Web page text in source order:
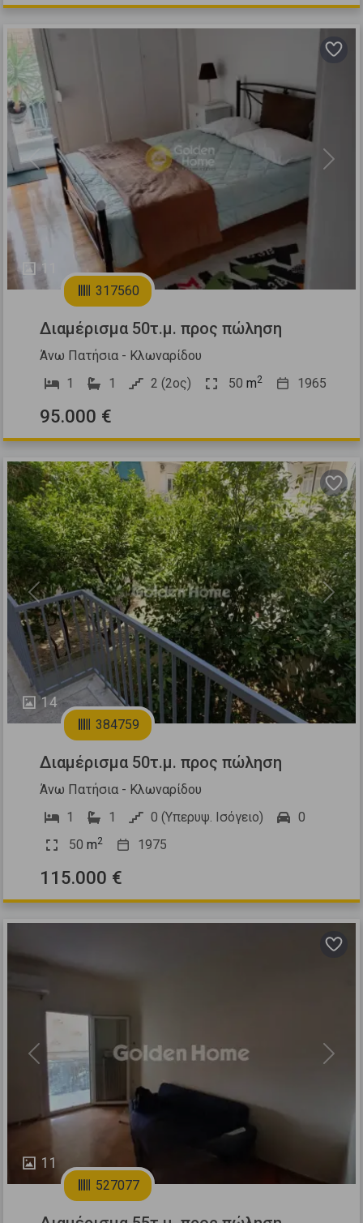
11
Previous Next
317560
Διαμέρισμα 50τ.μ. προς πώληση
Άνω Πατήσια - Κλωναρίδου
1
1 2 (2ος) 50 m2 1965
95.000 €
14
Previous Next
384759
Διαμέρισμα 50τ.μ. προς πώληση
Άνω Πατήσια - Κλωναρίδου
1
1 0 (Υπερυψ. Ισόγειο)
0
50 m2 1975
115.000 €
11
Previous Next
527077